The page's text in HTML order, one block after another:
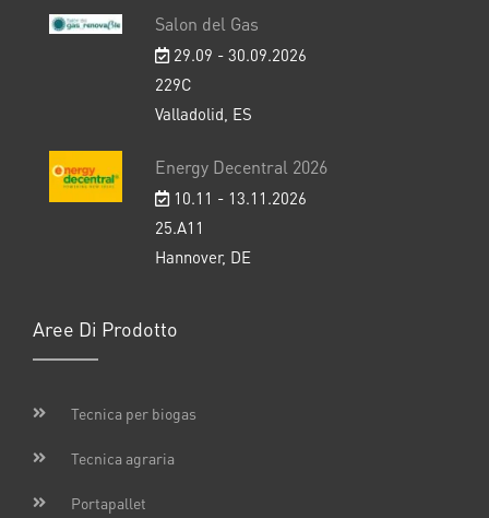
Salon del Gas
29.09 - 30.09.2026
229C
Valladolid, ES
Energy Decentral 2026
10.11 - 13.11.2026
25.A11
Hannover, DE
Aree Di Prodotto
Tecnica per biogas
Tecnica agraria
Portapallet